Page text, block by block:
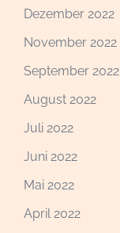
Dezember 2022
November 2022
September 2022
August 2022
Juli 2022
Juni 2022
Mai 2022
April 2022